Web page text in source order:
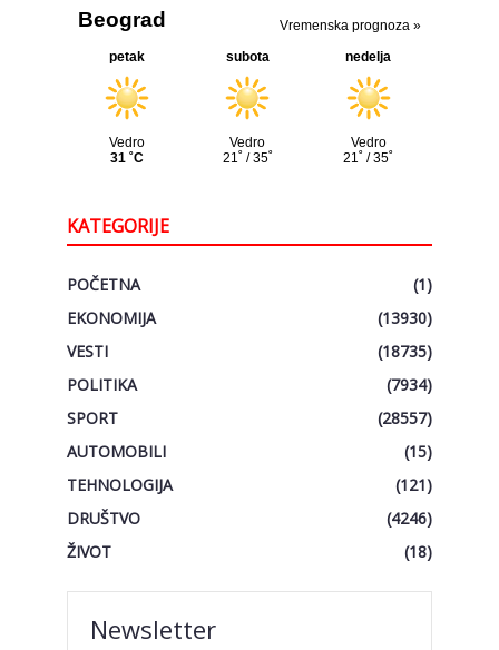
KATEGORIJE
POČETNA
(1)
EKONOMIJA
(13930)
VESTI
(18735)
POLITIKA
(7934)
SPORT
(28557)
AUTOMOBILI
(15)
TEHNOLOGIJA
(121)
DRUŠTVO
(4246)
ŽIVOT
(18)
Newsletter